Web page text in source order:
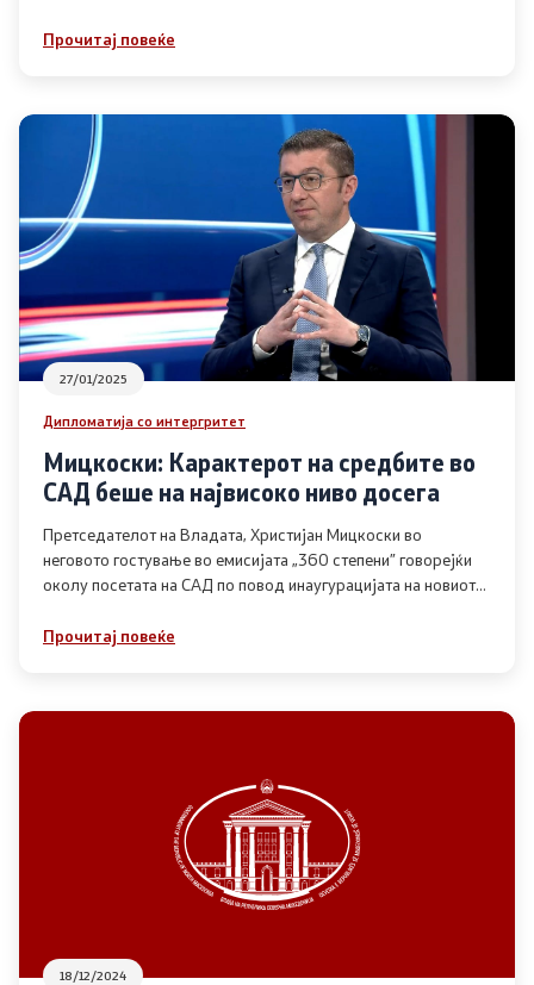
Канцеларија на портпарол
Медија центар
Отворена Влада
Отчетност
Финансии
Антикорупција
Организација и систематизација
Изјава за пристапност
Прочитај повеќе
27/01/2025
Дипломатија со интергритет
Мицкоски: Карактерот на средбите во
САД беше на највисоко ниво досега
Претседателот на Владата, Христијан Мицкоски во
неговото гостување во емисијата „360 степени” говорејќи
околу посетата на САД по повод инаугурацијата на новиот
Прочитај повеќе
18/12/2024